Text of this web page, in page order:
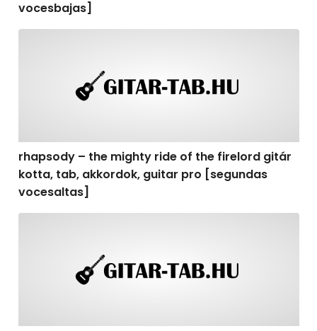
vocesbajas]
rhapsody – the mighty ride of the firelord gitár
kotta, tab, akkordok, guitar pro [segundas
vocesaltas]